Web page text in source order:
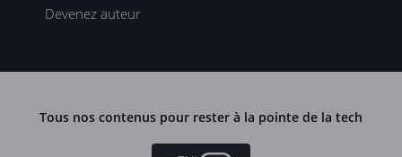
Devenez auteur
Tous nos contenus pour rester à la pointe de la tech